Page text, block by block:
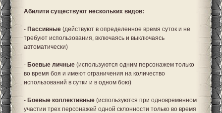
Абилити существуют нескольких видов:
- Пассивные (действуют в определенное время суток и не
требуют использования, включаясь и выключаясь
автоматически)
- Боевые личные (используются одним персонажем только
во время боя и имеют ограничения на количество
использований в сутки и в одном бою)
- Боевые коллективные (используются при одновременном
участии трех персонажей одной склонности только во время